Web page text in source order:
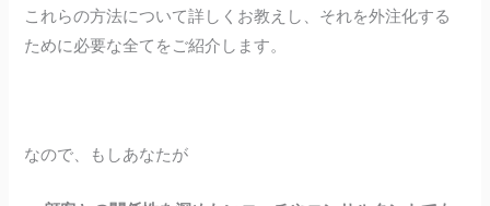
これらの方法について詳しくお教えし、それを外注化する
ために必要な全てをご紹介します。
なので、もしあなたが